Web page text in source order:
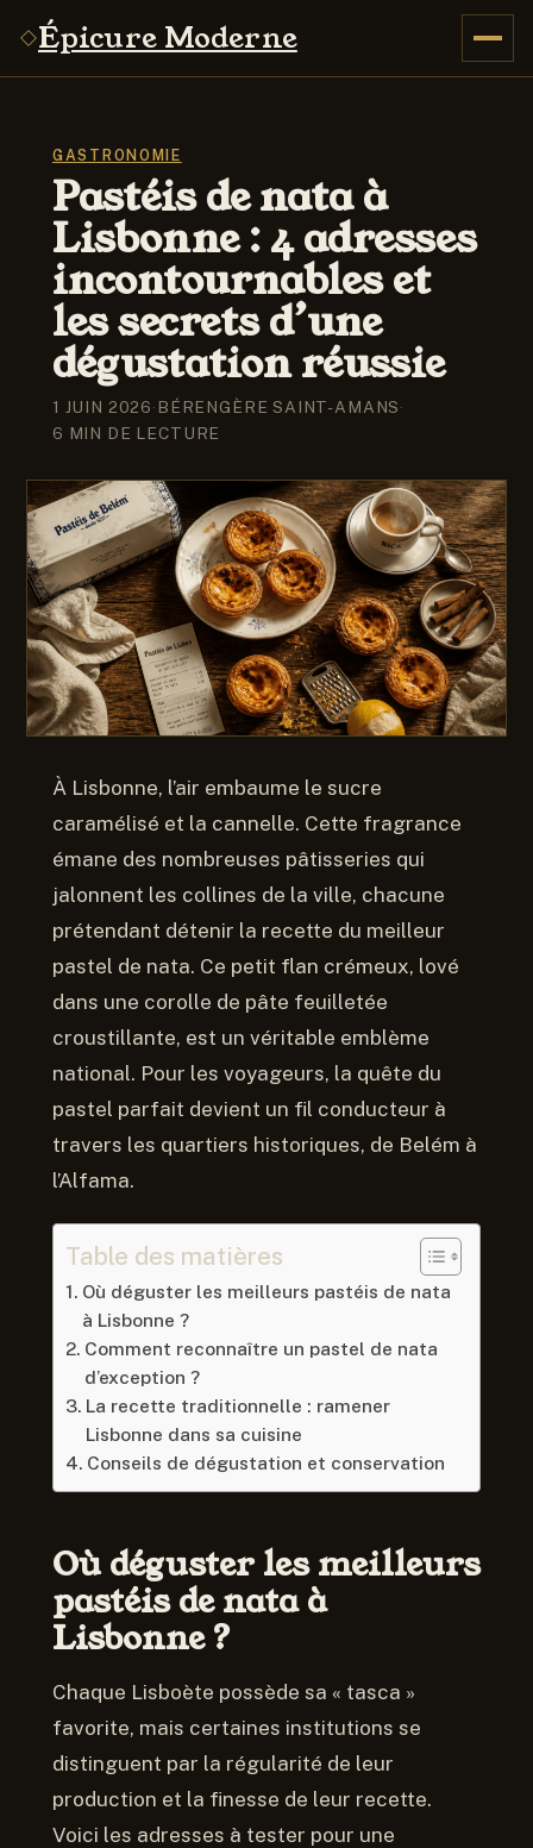
Épicure Moderne
GASTRONOMIE
Pastéis de nata à
Lisbonne : 4 adresses
incontournables et
les secrets d’une
dégustation réussie
1 JUIN 2026·BÉRENGÈRE SAINT-AMANS·
6 MIN DE LECTURE
À Lisbonne, l’air embaume le sucre
caramélisé et la cannelle. Cette fragrance
émane des nombreuses pâtisseries qui
jalonnent les collines de la ville, chacune
prétendant détenir la recette du meilleur
pastel de nata. Ce petit flan crémeux, lové
dans une corolle de pâte feuilletée
croustillante, est un véritable emblème
national. Pour les voyageurs, la quête du
pastel parfait devient un fil conducteur à
travers les quartiers historiques, de Belém à
l’Alfama.
Table des matières
Où déguster les meilleurs pastéis de nata
à Lisbonne ?
Comment reconnaître un pastel de nata
d’exception ?
La recette traditionnelle : ramener
Lisbonne dans sa cuisine
Conseils de dégustation et conservation
Où déguster les meilleurs
pastéis de nata à
Lisbonne ?
Chaque Lisboète possède sa « tasca »
favorite, mais certaines institutions se
distinguent par la régularité de leur
production et la finesse de leur recette.
Voici les adresses à tester pour une